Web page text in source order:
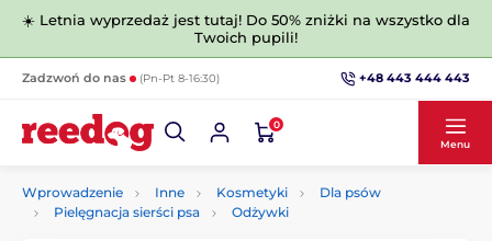
☀️ Letnia wyprzedaż jest tutaj! Do 50% zniżki na wszystko dla
Twoich pupili!
Zadzwoń do nas (Pn-Pt 8-16:30) +48 443 444 443
0
Menu
Wprowadzenie Inne Kosmetyki
Dla psów
Pielęgnacja sierści psa
Odżywki